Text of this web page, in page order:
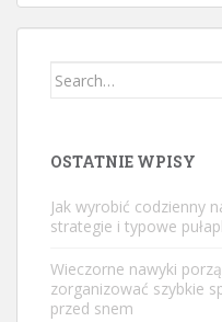
Search
OSTATNIE WPISY
Jak wyrobić codzienny
strategie i typowe
Wieczorne nawyki
zorganizować szybkie
przed snem